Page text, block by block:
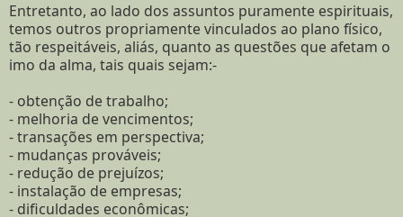
Entretanto, ao lado dos assuntos puramente espirituais,
temos outros propriamente vinculados ao plano físico,
tão respeitáveis, aliás, quanto as questões que afetam o
imo da alma, tais quais sejam:-
- obtenção de trabalho;
- melhoria de vencimentos;
- transações em perspectiva;
- mudanças prováveis;
- redução de prejuízos;
- instalação de empresas;
- dificuldades econômicas;